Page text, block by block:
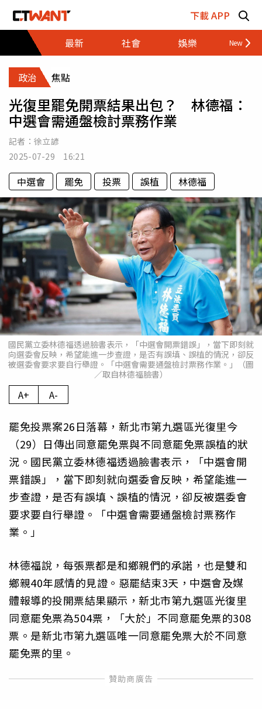
下載 APP
最新
社會 娛樂 財經
政治 焦點
光復里罷免開票結果出包？ 林德福：
中選會需通盤檢討票務作業
記者： 徐立諺
2025-07-29 16:21
中選會 罷免 投票 誤植 林德福
國民黨立委林德福透過臉書表示，「中選會開票錯誤」，當下即刻就
向選委會反映，希望能進一步查證，是否有誤填、誤植的情況，卻反
被選委會要求要自行舉證。「中選會需要通盤檢討票務作業。」（圖
／取自林德福臉書）
A+ A-
罷免投票案26日落幕，新北市第九選區光復里今
（29）日傳出同意罷免票與不同意罷免票誤植的狀
況。國民黨立委林德福透過臉書表示，「中選會開
票錯誤」，當下即刻就向選委會反映，希望能進一
步查證，是否有誤填、誤植的情況，卻反被選委會
要求要自行舉證。「中選會需要通盤檢討票務作
業。」
林德福說，每張票都是和鄉親們的承諾，也是雙和
鄉親40年感情的見證。惡罷結束3天，中選會及媒
體報導的投開票結果顯示，新北市第九選區光復里
同意罷免票為504票，「大於」不同意罷免票的308
票。是新北市第九選區唯一同意罷免票大於不同意
罷免票的里。